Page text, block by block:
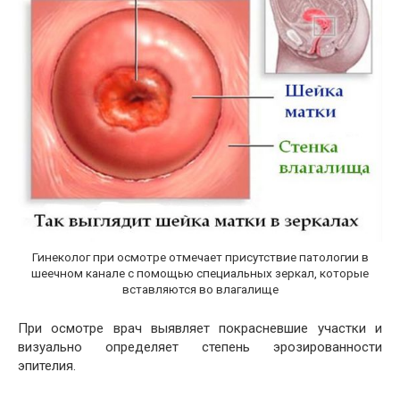
Гинеколог при осмотре отмечает присутствие патологии в
шеечном канале с помощью специальных зеркал, которые
вставляются во влагалище
При осмотре врач выявляет покрасневшие участки и
визуально определяет степень эрозированности
эпителия.